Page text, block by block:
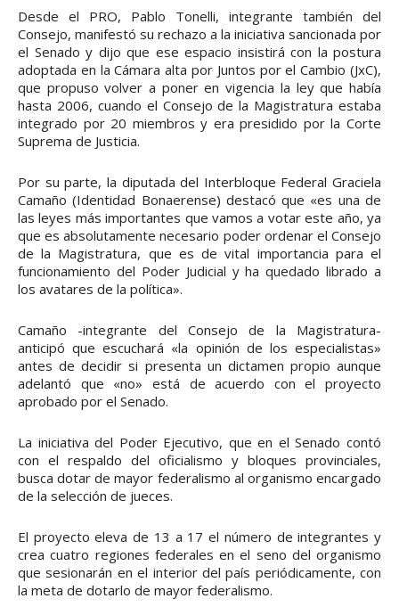
Desde el PRO, Pablo Tonelli, integrante también del
Consejo, manifestó su rechazo a la iniciativa sancionada por
el Senado y dijo que ese espacio insistirá con la postura
adoptada en la Cámara alta por Juntos por el Cambio (JxC),
que propuso volver a poner en vigencia la ley que había
hasta 2006, cuando el Consejo de la Magistratura estaba
integrado por 20 miembros y era presidido por la Corte
Suprema de Justicia.
Por su parte, la diputada del Interbloque Federal Graciela
Camaño (Identidad Bonaerense) destacó que «es una de
las leyes más importantes que vamos a votar este año, ya
que es absolutamente necesario poder ordenar el Consejo
de la Magistratura, que es de vital importancia para el
funcionamiento del Poder Judicial y ha quedado librado a
los avatares de la política».
Camaño -integrante del Consejo de la Magistratura-
anticipó que escuchará «la opinión de los especialistas»
antes de decidir si presenta un dictamen propio aunque
adelantó que «no» está de acuerdo con el proyecto
aprobado por el Senado.
La iniciativa del Poder Ejecutivo, que en el Senado contó
con el respaldo del oficialismo y bloques provinciales,
busca dotar de mayor federalismo al organismo encargado
de la selección de jueces.
El proyecto eleva de 13 a 17 el número de integrantes y
crea cuatro regiones federales en el seno del organismo
que sesionarán en el interior del país periódicamente, con
la meta de dotarlo de mayor federalismo.